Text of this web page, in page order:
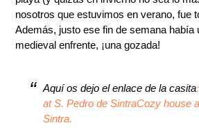
nosotros que estuvimos en verano, fue
Además, justo ese fin de semana había
medieval enfrente, ¡una gozada!
Aquí os dejo el enlace de la casita
at S. Pedro de SintraCozy house
Sintra.